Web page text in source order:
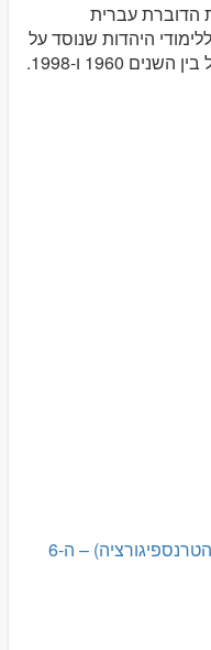
הדוברת עברית
היהדות שנוסד על
1960 ו-1998.
חג של ישוע לבוש הדר (חג היפע או הטרנספיגורציה) – ה-6